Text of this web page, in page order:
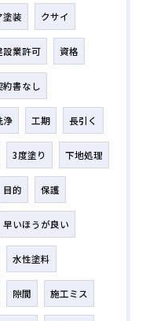
塗装 クサイ
設業許可 資格
約書なし
浄 工期 長引く
3度塗り 下地処理
目的 保護
早いほうが良い
水性塗料
隙間 施工ミス